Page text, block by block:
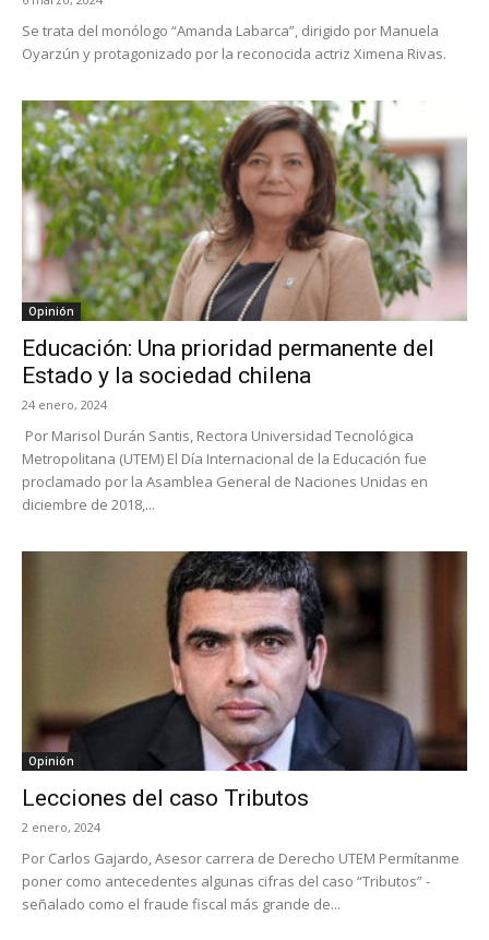
Se trata del monólogo “Amanda Labarca”, dirigido por Manuela
Oyarzún y protagonizado por la reconocida actriz Ximena Rivas.
Opinión
Educación: Una prioridad permanente del
Estado y la sociedad chilena
24 enero, 2024
Por Marisol Durán Santis, Rectora Universidad Tecnológica
Metropolitana (UTEM) El Día Internacional de la Educación fue
proclamado por la Asamblea General de Naciones Unidas en
diciembre de 2018,...
Opinión
Lecciones del caso Tributos
2 enero, 2024
Por Carlos Gajardo, Asesor carrera de Derecho UTEM Permítanme
poner como antecedentes algunas cifras del caso “Tributos” -
señalado como el fraude fiscal más grande de...